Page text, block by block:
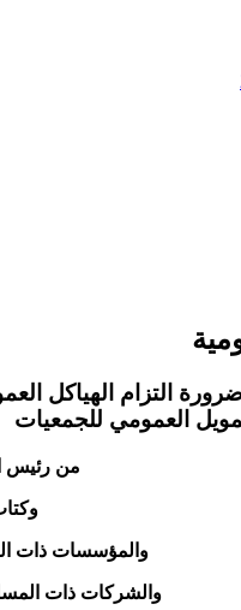
العمومي للجمعيات
من رئيس
والمؤسسات ذات
والشركات ذات